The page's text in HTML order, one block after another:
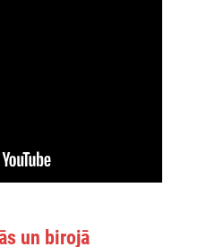
un birojā